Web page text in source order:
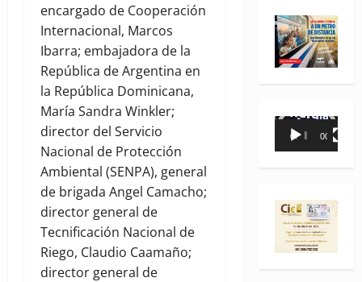
encargado de Cooperación
Internacional, Marcos
Ibarra; embajadora de la
República de Argentina en
la República Dominicana,
María Sandra Winkler;
director del Servicio
Nacional de Protección
Ambiental (SENPA), general
de brigada Angel Camacho;
director general de
Tecnificación Nacional de
Riego, Claudio Caamaño;
director general de
Reproductor
00:00 00:35